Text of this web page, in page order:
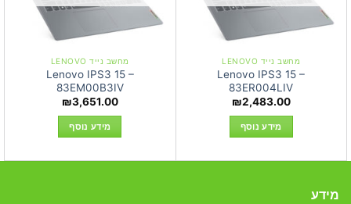
מחשב נייד LENOVO
Lenovo IPS3 15 –
83ER004LIV
₪2,483.00
מידע נוסף
מחשב נייד LENOVO
Lenovo IPS3 15 –
83EM00B3IV
₪3,651.00
מידע נוסף
מידע